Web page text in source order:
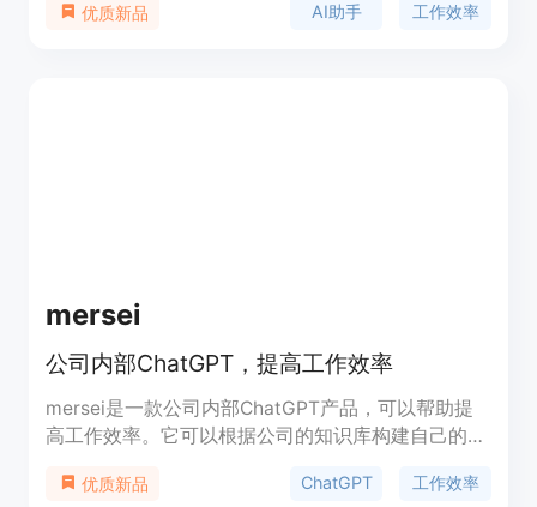
以生成创意和回答问题。无论是加快工作速度、消除
优质新品 AI助手 工作效率
mersei
公司内部ChatGPT，提高工作效率
mersei是一款公司内部ChatGPT产品，可以帮助提
高工作效率。它可以根据公司的知识库构建自己的聊
您还可以与同事或员工共享这些聊天机器人。mersei
优质新品 ChatGPT 工作效率